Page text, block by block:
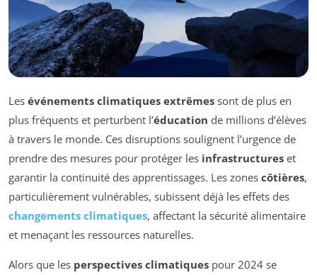
Les événements climatiques extrêmes sont de plus en
plus fréquents et perturbent l’éducation de millions d’élèves
à travers le monde. Ces disruptions soulignent l’urgence de
prendre des mesures pour protéger les infrastructures et
garantir la continuité des apprentissages. Les zones côtières,
particulièrement vulnérables, subissent déjà les effets des
changements climatiques, affectant la sécurité alimentaire
et menaçant les ressources naturelles.
Alors que les perspectives climatiques pour 2024 se